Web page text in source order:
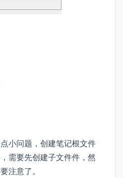
小问题，创建笔记根文件
需要先创建子文件件，然
注意了。